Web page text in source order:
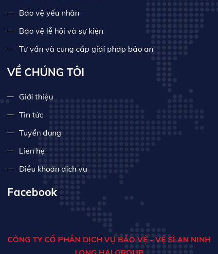
Bảo vệ yếu nhân
Bảo vệ lễ hội và sự kiện
Tư vấn và cung cấp giải pháp bảo an
VỀ CHÚNG TÔI
Giới thiệu
Tin tức
Tuyển dụng
Liên hệ
Điều khoản dịch vụ
Facebook
CÔNG TY CỔ PHẦN DỊCH VỤ BẢO VỆ - VỆ SĨ AN NINH